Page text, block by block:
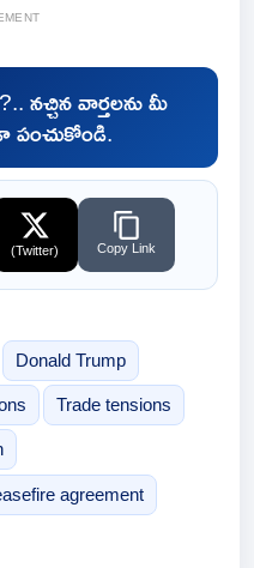
నచ్చిన వార్తలను మీ
పంచుకోండి.
(Twitter) Copy Link
Donald Trump
Trade tensions
agreement